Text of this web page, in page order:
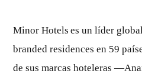
Minor Hotels es un líder
branded residences en 59
de sus marcas hoteleras